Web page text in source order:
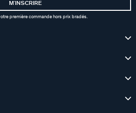
MʼINSCRIRE
première commande hors prix bradés.